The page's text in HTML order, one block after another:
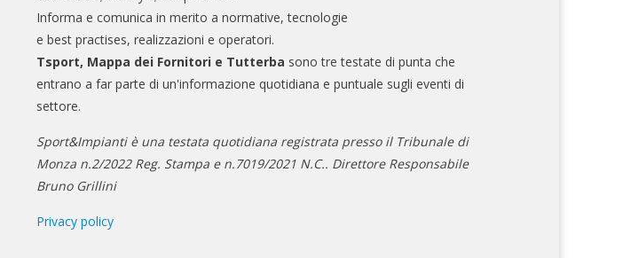
Informa e comunica in merito a normative, tecnologie
e best practises, realizzazioni e operatori.
Tsport, Mappa dei Fornitori e Tutterba sono tre testate di punta che
entrano a far parte di un'informazione quotidiana e puntuale sugli eventi di
settore.
Sport&Impianti è una testata quotidiana registrata presso il Tribunale di
Monza n.2/2022 Reg. Stampa e n.7019/2021 N.C.. Direttore Responsabile
Bruno Grillini
Privacy policy